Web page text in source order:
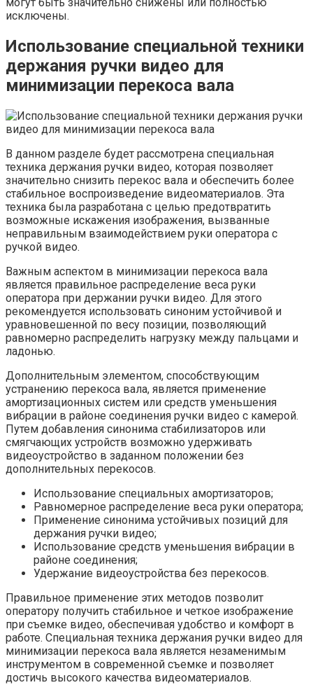
исключены.
Использование специальной техники
держания ручки видео для
минимизации перекоса вала
В данном разделе будет рассмотрена специальная
техника держания ручки видео, которая позволяет
значительно снизить перекос вала и обеспечить более
стабильное воспроизведение видеоматериалов. Эта
техника была разработана с целью предотвратить
возможные искажения изображения, вызванные
неправильным взаимодействием руки оператора с
ручкой видео.
Важным аспектом в минимизации перекоса вала
является правильное распределение веса руки
оператора при держании ручки видео. Для этого
рекомендуется использовать синоним устойчивой и
уравновешенной по весу позиции, позволяющий
равномерно распределить нагрузку между пальцами и
ладонью.
Дополнительным элементом, способствующим
устранению перекоса вала, является применение
амортизационных систем или средств уменьшения
вибрации в районе соединения ручки видео с камерой.
Путем добавления синонима стабилизаторов или
смягчающих устройств возможно удерживать
видеоустройство в заданном положении без
дополнительных перекосов.
Использование специальных амортизаторов;
Равномерное распределение веса руки оператора;
Применение синонима устойчивых позиций для
держания ручки видео;
Использование средств уменьшения вибрации в
районе соединения;
Удержание видеоустройства без перекосов.
Правильное применение этих методов позволит
оператору получить стабильное и четкое изображение
при съемке видео, обеспечивая удобство и комфорт в
работе. Специальная техника держания ручки видео для
минимизации перекоса вала является незаменимым
инструментом в современной съемке и позволяет
достичь высокого качества видеоматериалов.